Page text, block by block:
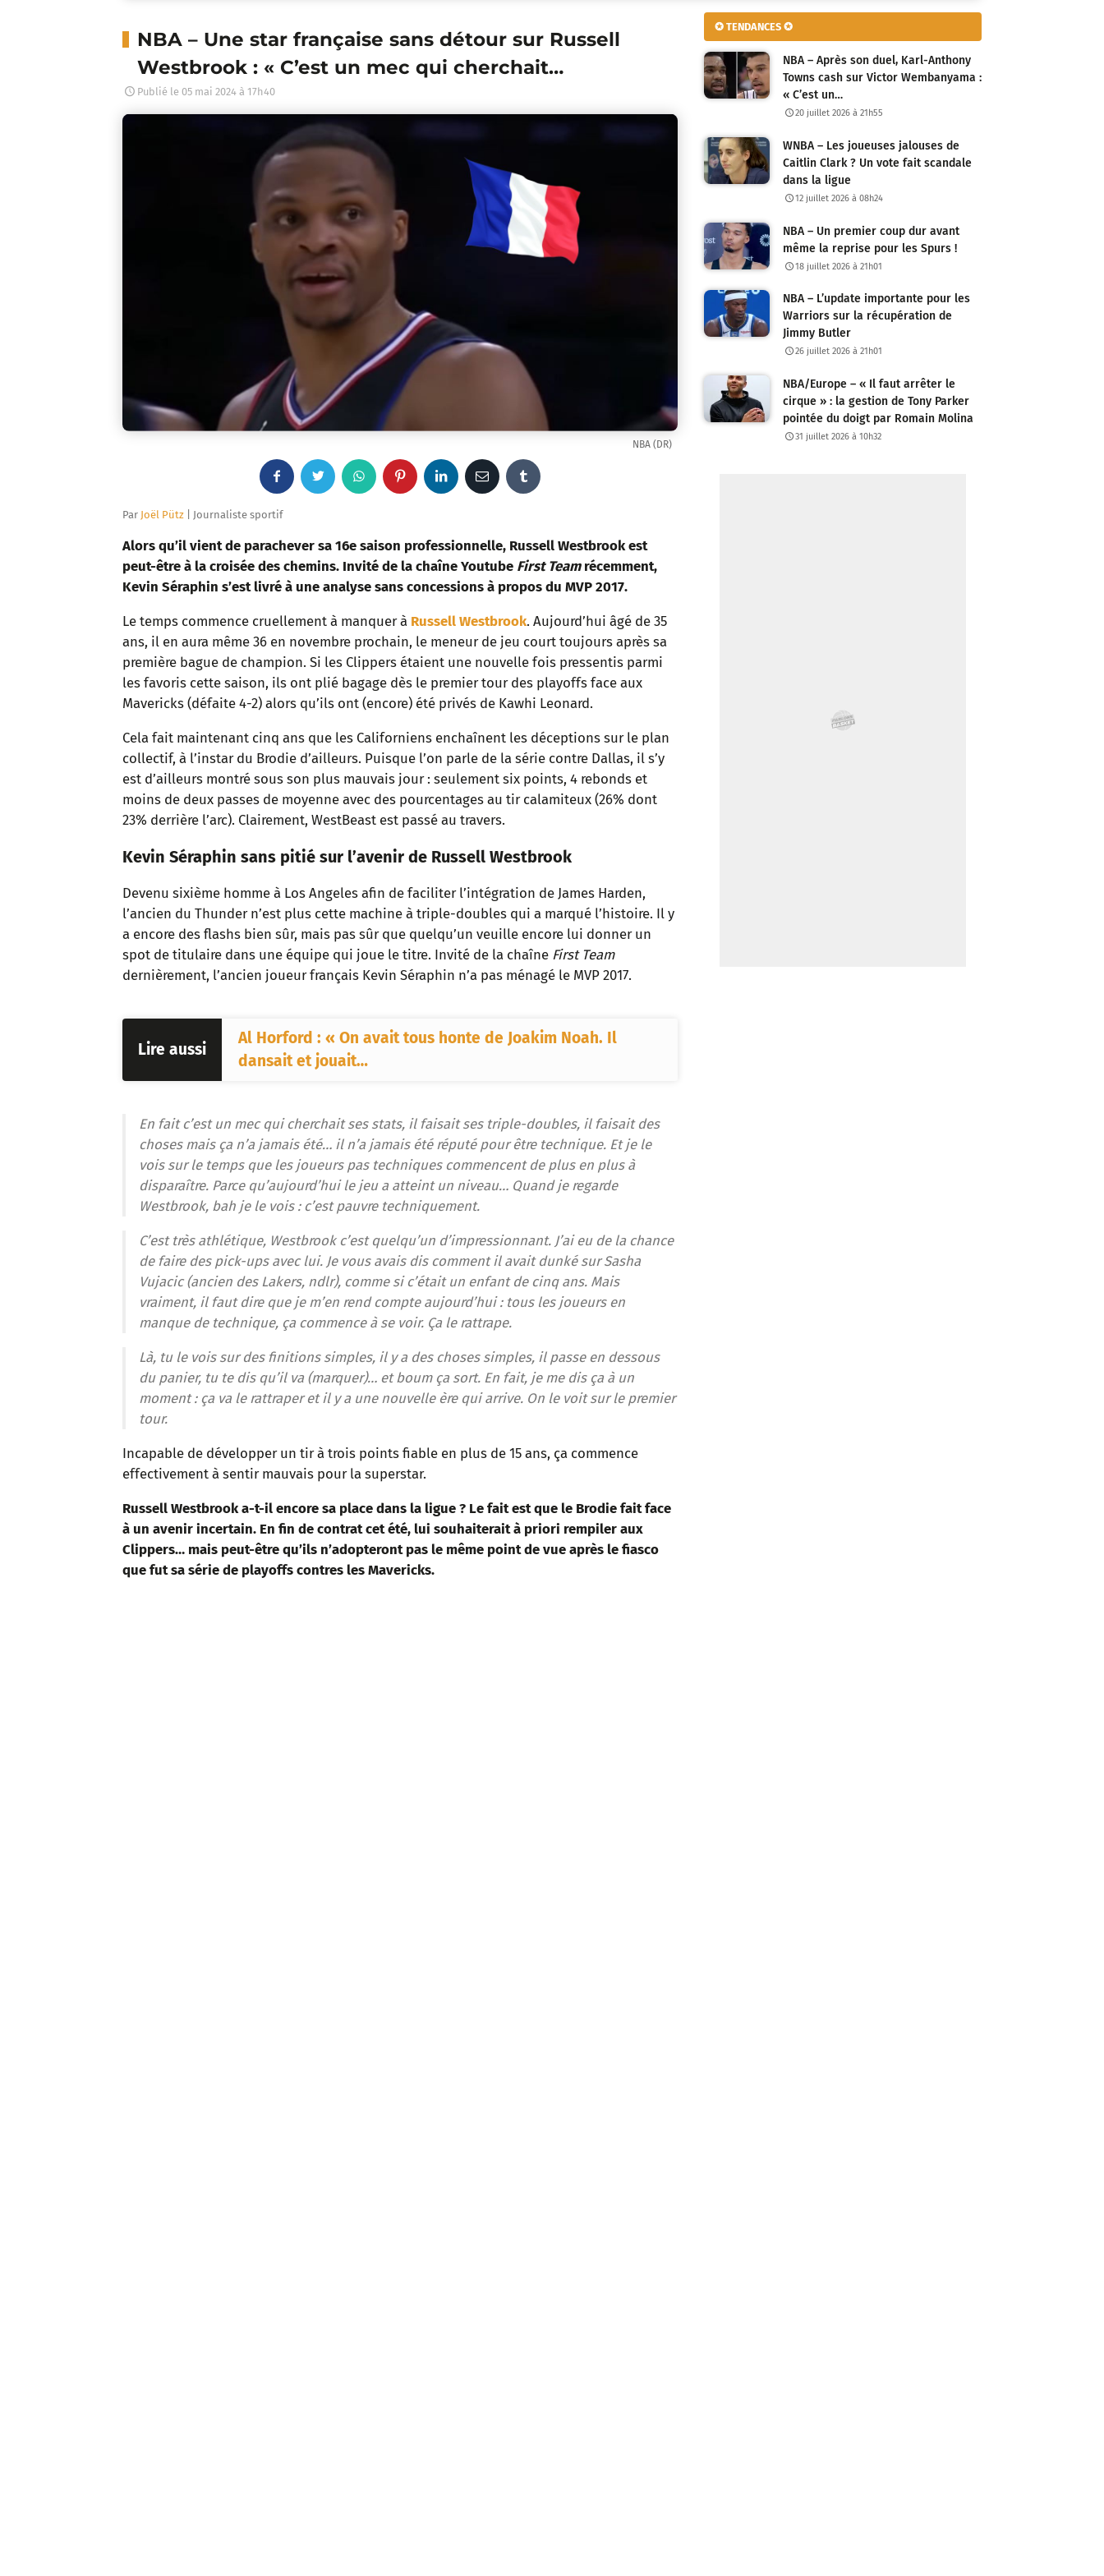
NBA – Une star française sans détour sur Russell
Westbrook : « C’est un mec qui cherchait…
Publié le 05 mai 2024 à 17h40
NBA (DR)
c
e
b
o
o
i
e
r
W
a
a
p
P
n
r
e
n
e
d
I
E
a
i
l
m
l
r
Par Joël Pütz | Journaliste sportif
Alors qu’il vient de parachever sa 16e saison professionnelle, Russell Westbrook est
peut-être à la croisée des chemins. Invité de la chaîne Youtube First Teamrécemment,
Kevin Séraphin s’est livré à une analyse sans concessions à propos du MVP 2017.
Le temps commence cruellement à manquer à Russell Westbrook. Aujourd’hui âgé de 35
ans, il en aura même 36 en novembre prochain, le meneur de jeu court toujours après sa
première bague de champion. Si les Clippers étaient une nouvelle fois pressentis parmi
les favoris cette saison, ils ont plié bagage dès le premier tour des playoffs face aux
Mavericks (défaite 4-2) alors qu’ils ont (encore) été privés de Kawhi Leonard.
Cela fait maintenant cinq ans que les Californiens enchaînent les déceptions sur le plan
collectif, à l’instar du Brodie d’ailleurs. Puisque l’on parle de la série contre Dallas, il s’y
est d’ailleurs montré sous son plus mauvais jour : seulement six points, 4 rebonds et
moins de deux passes de moyenne avec des pourcentages au tir calamiteux (26% dont
23% derrière l’arc). Clairement, WestBeast est passé au travers.
Kevin Séraphin sans pitié sur l’avenir de Russell Westbrook
Devenu sixième homme à Los Angeles afin de faciliter l’intégration de James Harden,
l’ancien du Thunder n’est plus cette machine à triple-doubles qui a marqué l’histoire. Il y
a encore des flashs bien sûr, mais pas sûr que quelqu’un veuille encore lui donner un
spot de titulaire dans une équipe qui joue le titre. Invité de la chaîne First Team
dernièrement, l’ancien joueur français Kevin Séraphin n’a pas ménagé le MVP 2017.
Lire aussi
Al Horford : « On avait tous honte de Joakim Noah. Il
dansait et jouait…
En fait c’est un mec qui cherchait ses stats, il faisait ses triple-doubles, il faisait des
choses mais ça n’a jamais été… il n’a jamais été réputé pour être technique. Et je le
vois sur le temps que les joueurs pas techniques commencent de plus en plus à
disparaître. Parce qu’aujourd’hui le jeu a atteint un niveau… Quand je regarde
Westbrook, bah je le vois : c’est pauvre techniquement.
C’est très athlétique, Westbrook c’est quelqu’un d’impressionnant. J’ai eu de la chance
de faire des pick-ups avec lui. Je vous avais dis comment il avait dunké sur Sasha
Vujacic (ancien des Lakers, ndlr), comme si c’était un enfant de cinq ans. Mais
vraiment, il faut dire que je m’en rend compte aujourd’hui : tous les joueurs en
manque de technique, ça commence à se voir. Ça le rattrape.
Là, tu le vois sur des finitions simples, il y a des choses simples, il passe en dessous
du panier, tu te dis qu’il va (marquer)… et boum ça sort. En fait, je me dis ça à un
moment : ça va le rattraper et il y a une nouvelle ère qui arrive. On le voit sur le premier
tour.
Incapable de développer un tir à trois points fiable en plus de 15 ans, ça commence
effectivement à sentir mauvais pour la superstar.
Russell Westbrook a-t-il encore sa place dans la ligue ? Le fait est que le Brodie fait face
à un avenir incertain. En fin de contrat cet été, lui souhaiterait à priori rempiler aux
Clippers… mais peut-être qu’ils n’adopteront pas le même point de vue après le fiasco
que fut sa série de playoffs contres les Mavericks.
✪ TENDANCES ✪
NBA – Après son duel, Karl-Anthony
Towns cash sur Victor Wembanyama :
« C’est un…
20 juillet 2026 à 21h55
WNBA – Les joueuses jalouses de
Caitlin Clark ? Un vote fait scandale
dans la ligue
12 juillet 2026 à 08h24
NBA – Un premier coup dur avant
même la reprise pour les Spurs !
18 juillet 2026 à 21h01
NBA – L’update importante pour les
Warriors sur la récupération de
Jimmy Butler
26 juillet 2026 à 21h01
NBA/Europe – « Il faut arrêter le
cirque » : la gestion de Tony Parker
pointée du doigt par Romain Molina
31 juillet 2026 à 10h32